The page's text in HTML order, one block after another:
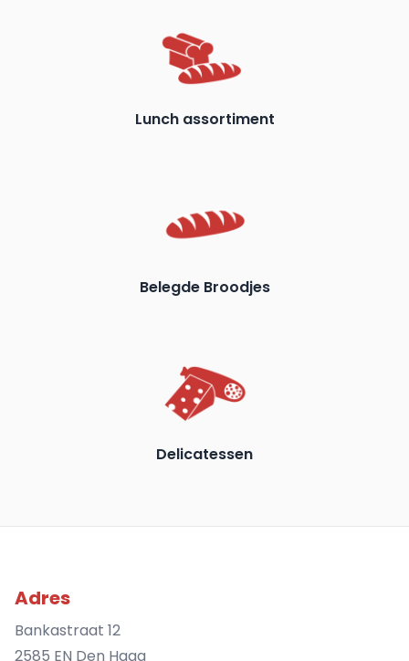
Lunch assortiment
Belegde Broodjes
Delicatessen
Adres
Bankastraat 12
2585 EN Den Haag